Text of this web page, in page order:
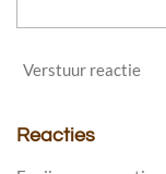
Verstuur reactie
Reacties